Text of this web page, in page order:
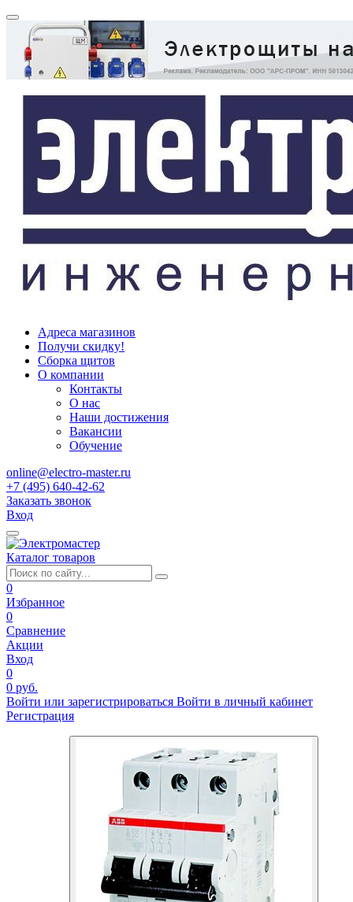
Адреса магазинов
Получи скидку!
Сборка щитов
О компании
Контакты
О нас
Наши достижения
Вакансии
Обучение
online@electro-master.ru
+7 (495) 640-42-62
Заказать звонок
Вход
Каталог товаров
0
Избранное
0
Сравнение
Акции
Вход
0
0 руб.
Войти или зарегистрироваться Войти в личный кабинет
Регистрация